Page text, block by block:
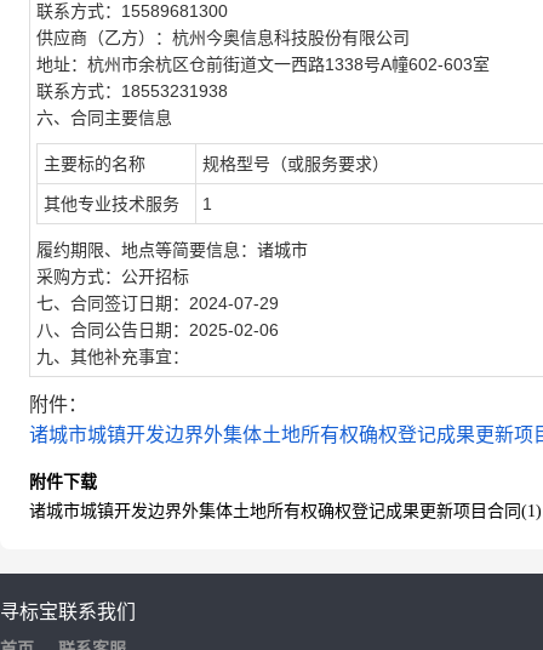
联系方式：15589681300
供应商（乙方）：杭州今奥信息科技股份有限公司
地址：杭州市余杭区仓前街道文一西路1338号A幢602-603室
联系方式：18553231938
六、合同主要信息
主要标的名称 规格型号（或服务要求）
其他专业技术服务 1
履约期限、地点等简要信息：诸城市
采购方式：公开招标
七、合同签订日期：2024-07-29
八、合同公告日期：2025-02-06
九、其他补充事宜：
附件：
诸城市城镇开发边界外集体土地所有权确权登记成果更新项
附件下载
诸城市城镇开发边界外集体土地所有权确权登记成果更新项目合同
寻标宝联系我们